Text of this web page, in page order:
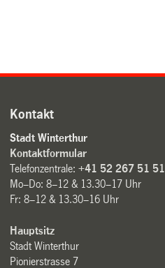
Kontakt
Stadt Winterthur
Kontaktformular
Telefonzentrale:+41 52 267 51 51
Mo–Do: 8–12 & 13.30–17 Uhr
Fr: 8–12 & 13.30–16 Uhr
Hauptsitz
Stadt Winterthur
Pionierstrasse 7